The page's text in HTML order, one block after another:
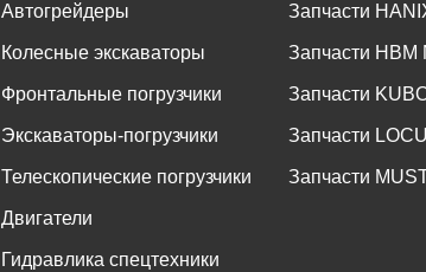
Автогрейдеры
Колесные экскаваторы
Фронтальные погрузчики
Экскаваторы-погрузчики
Телескопические погрузчики
Двигатели
Гидравлика спецтехники
Запчасти
Запчасти HBM
Запчасти
Запчасти
Запчасти